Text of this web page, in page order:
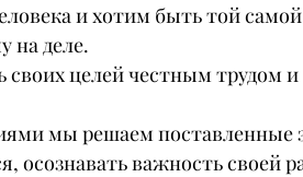
и хотим быть той
на деле.
своих целей честным трудом
мы решаем поставленные
осознавать важность своей